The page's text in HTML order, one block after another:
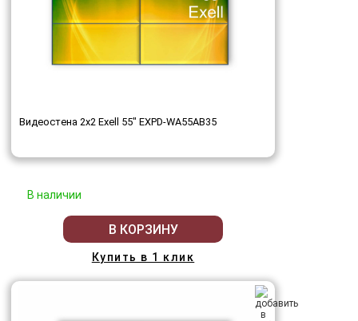
Видеостена 2x2 Exell 55" EXPD-WA55AB35
В наличии
В КОРЗИНУ
Купить в 1 клик